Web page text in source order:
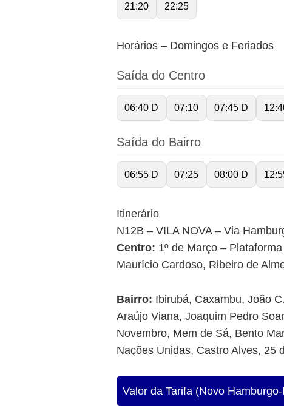
21:20 22:25
Horários – Domingos e Feriados
Saída do Centro
06:40 D 07:10 07:45 D
Saída do Bairro
06:55 D 07:25 08:00 D
Itinerário
N12B – VILA NOVA – Via
Centro: 1º de Março –
Maurício Cardoso, Ribeiro de
Bairro: Ibirubá, Caxambu, João
Araújo Viana, Joaquim Pedro
Novembro, Mem de Sá, Bento
Nações Unidas, Castro Alves, 25
Valor da Tarifa (Novo